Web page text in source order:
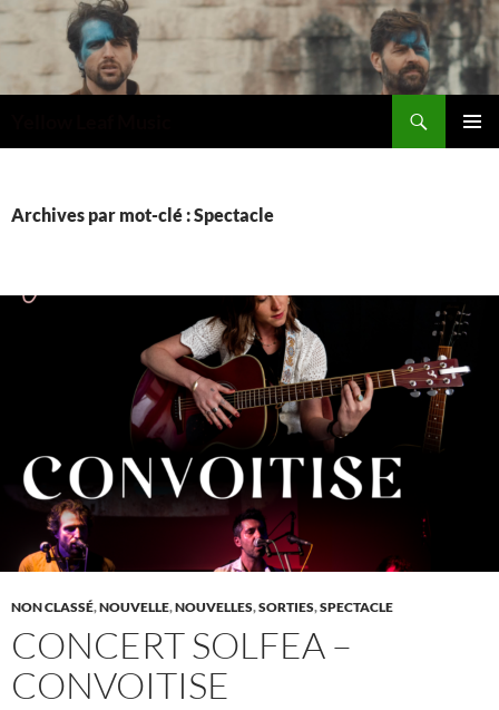
Archives par mot-clé : Spectacle
NON CLASSÉ,NOUVELLE,NOUVELLES,SORTIES,SPECTACLE
CONCERT SOLFEA –
CONVOITISE